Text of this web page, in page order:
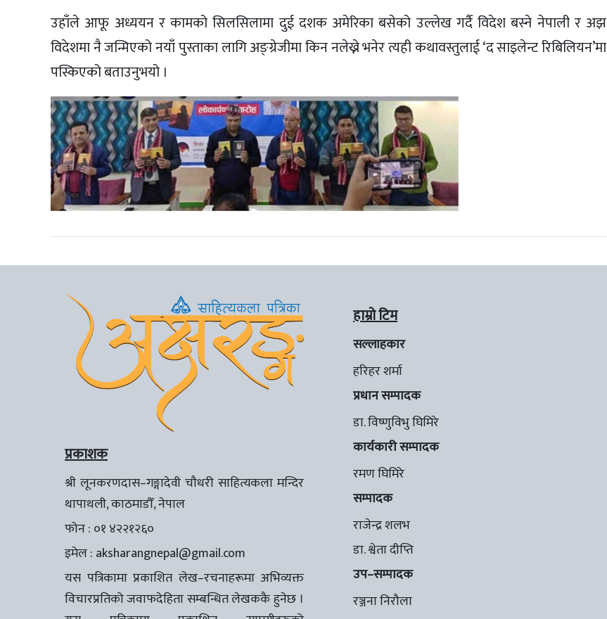
उहाँले आफू अध्ययन र कामको सिलसिलामा दुई दशक अमेरिका बसेको उल्लेख गर्दै विदेश बस्ने नेपाली र अझ
विदेशमा नै जन्मिएको नयाँ पुस्ताका लागि अङ्ग्रेजीमा किन नलेख्ने भनेर त्यही कथावस्तुलाई ‘द साइलेन्ट रिबिलियन’मा
पस्किएको बताउनुभयो ।
प्रकाशक
श्री लूनकरणदास–गङ्गादेवी चौधरी साहित्यकला मन्दिर
थापाथली, काठमाडौँ, नेपाल
फोन : ०१ ४२२१२६०
इमेल : aksharangnepal@gmail.com
यस पत्रिकामा प्रकाशित लेख–रचनाहरूमा अभिव्यक्त
विचारप्रतिको जवाफदेहिता सम्बन्धित लेखककै हुनेछ ।
हाम्रो टिम
सल्लाहकार
हरिहर शर्मा
प्रधान सम्पादक
डा. विष्णुविभु घिमिरे
कार्यकारी सम्पादक
रमण घिमिरे
सम्पादक
राजेन्द्र शलभ
डा. श्वेता दीप्ति
उप–सम्पादक
रञ्जना निरौला